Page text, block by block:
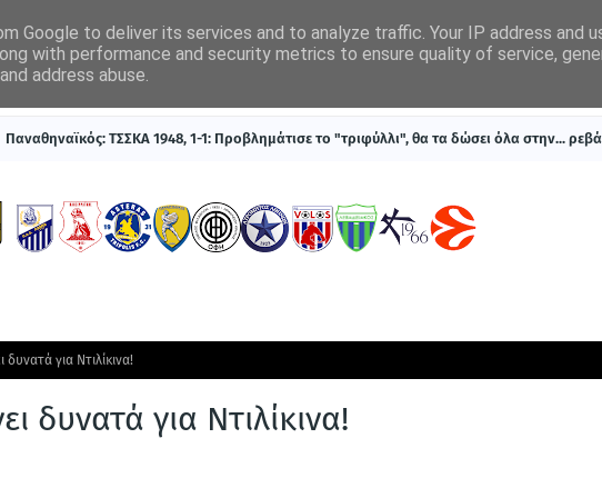
ΠΡΩΤΟΣΕΛΙΔΑ
Παναθηναϊκός: ΤΣΣΚΑ 1948, 1-1: Προβλημάτισε το "τριφύλλι", θα τα δώσει όλα στην...
για Ντιλίκινα!
δυνατά για Ντιλίκινα!
Google to deliver its services and to analyze traffic. Your IP address and
with performance and security metrics to ensure quality of service,
address abuse.